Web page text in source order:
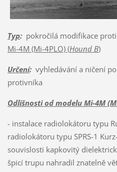
Typ:pokročilá modifikace
Mi-4M (Mi-4PLO) (Hound B)
Určení:vyhledávání a ničení
protivníka
Odlišnosti od modelu Mi-4M
- instalace radiolokátoru typu
radiolokátoru typu SPRS-1
souvislosti kapkovitý
špicí trupu nahradil znatelně